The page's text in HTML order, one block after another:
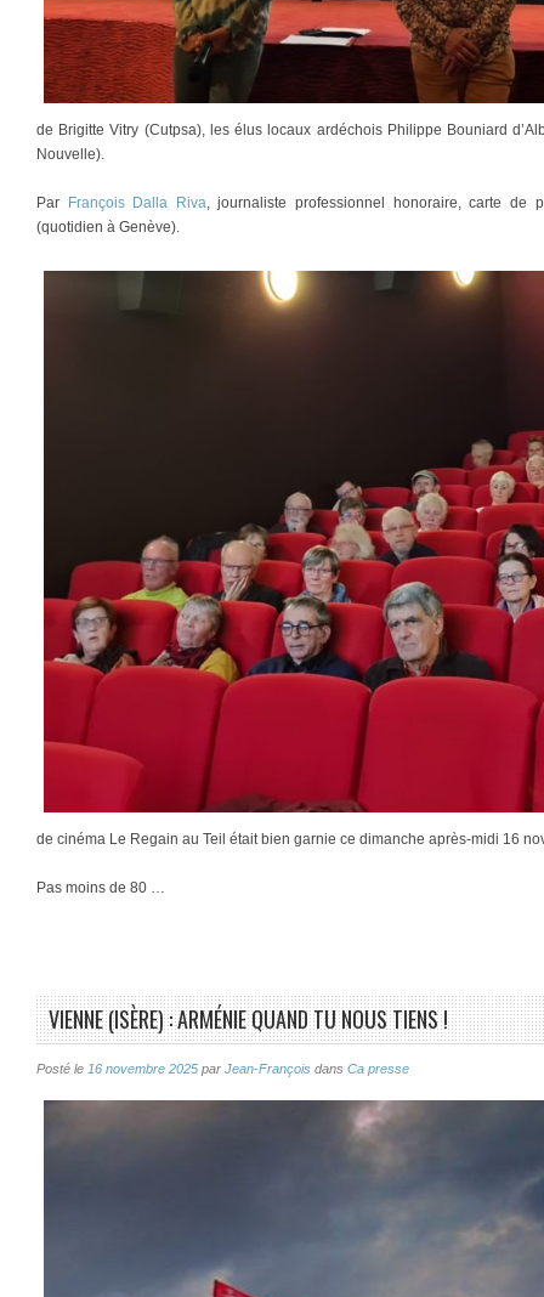
de Brigitte Vitry (Cutpsa), les élus locaux ardéchois Philippe Bouniard
Nouvelle).
Par François Dalla Riva , journaliste professionnel honoraire, carte de
(quotidien à Genève).
de cinéma Le Regain au Teil était bien garnie ce dimanche après-midi 16
Pas moins de 80 …
VIENNE (ISÈRE) : ARMÉNIE QUAND TU NOUS TIENS !
Posté le 16 novembre 2025 par Jean-François dans Ca presse